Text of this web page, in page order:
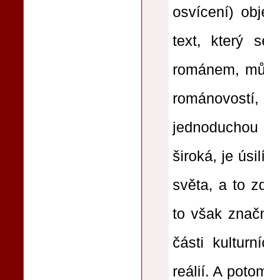
osvícení)
text, který
románem,
široká, je
světa, a to
to však
části
reálií. A